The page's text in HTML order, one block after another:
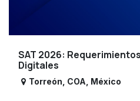
SAT 2026:
Digitales
Torreón COA México